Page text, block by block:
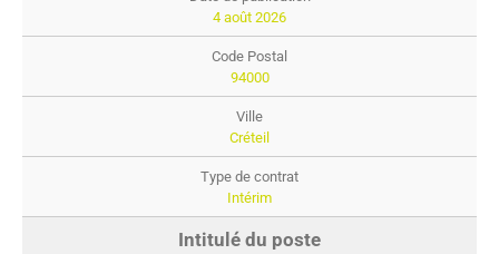
4 août 2026
94000
Créteil
Intérim